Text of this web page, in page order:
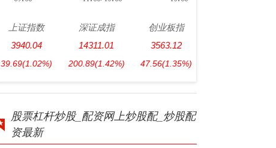
上证指数
3940.04
39.69(1.02%)
深证成指
14311.01
200.89(1.42%)
创业板指
3563.12
47.56(1.35%)
股票杠杆炒股_配资网上炒股配_炒股配
资最新